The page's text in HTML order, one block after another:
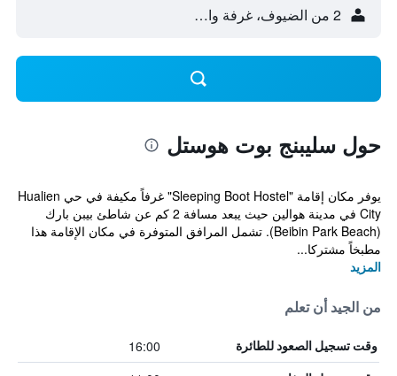
2 من الضيوف، غرفة واحدة
حول سليبنج بوت هوستل
يوفر مكان إقامة "Sleeping Boot Hostel" غرفاً مكيفة في حي Hualien
City في مدينة هوالين حيث يبعد مسافة 2 كم عن شاطئ بيبن بارك
(Beibin Park Beach). تشمل المرافق المتوفرة في مكان الإقامة هذا
مطبخاً مشتركا...
المزيد
من الجيد أن تعلم
وقت تسجيل الصعود للطائرة 16:00